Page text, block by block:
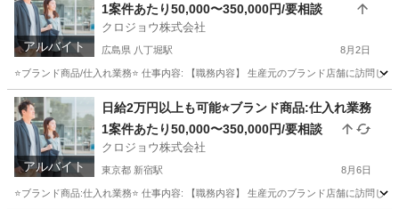
アルバイト
1案件あたり50,000〜350,000円/要相談
クロジョウ株式会社
広島県 八丁堀駅 8月2日
⭐️ブランド商品/仕入れ業務⭐️ 仕事内容: 【職務内容】 生産元のブランド店舗に訪問
広島 広島市 八丁堀駅 その他 仕入れ
アルバイト
日給2万円以上も可能⭐️ブランド商品:仕入れ業務
1案件あたり50,000〜350,000円/要相談
クロジョウ株式会社
東京都 新宿駅 8月6日
⭐️ブランド商品:仕入れ業務⭐️ 仕事内容: 【職務内容】 生産元のブランド店舗に訪問